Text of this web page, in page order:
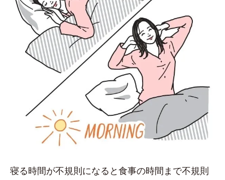
寝る時間が不規則になると食事の時間まで不規則